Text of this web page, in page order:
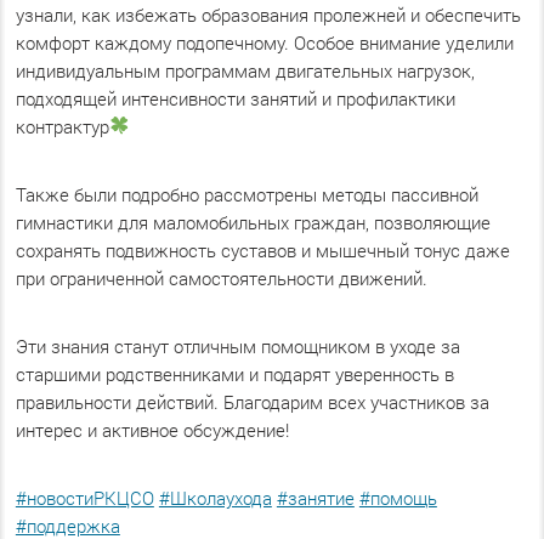
узнали, как избежать образования пролежней и обеспечить
комфорт каждому подопечному. Особое внимание уделили
индивидуальным программам двигательных нагрузок,
подходящей интенсивности занятий и профилактики
контрактур
Также были подробно рассмотрены методы пассивной
гимнастики для маломобильных граждан, позволяющие
сохранять подвижность суставов и мышечный тонус даже
при ограниченной самостоятельности движений.
Эти знания станут отличным помощником в уходе за
старшими родственниками и подарят уверенность в
правильности действий. Благодарим всех участников за
интерес и активное обсуждение!
#новостиРКЦСО #Школаухода #занятие #помощь
#поддержка